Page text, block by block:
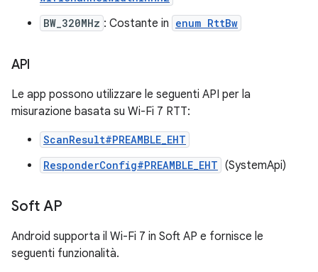
BW_320MHz : Costante in enum RttBw
API
Le app possono utilizzare le seguenti API per la
misurazione basata su Wi-Fi 7 RTT:
ScanResult#PREAMBLE_EHT
ResponderConfig#PREAMBLE_EHT (SystemApi)
Soft AP
Android supporta il Wi-Fi 7 in Soft AP e fornisce le
seguenti funzionalità.